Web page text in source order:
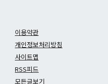
이용약관
개인정보처리방침
사이트맵
RSS피드
모든글보기